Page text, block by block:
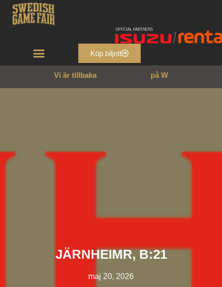
Köp biljett
Vi är tillbaka på We
JÄRNHEIMR, B:21
maj 20, 2026